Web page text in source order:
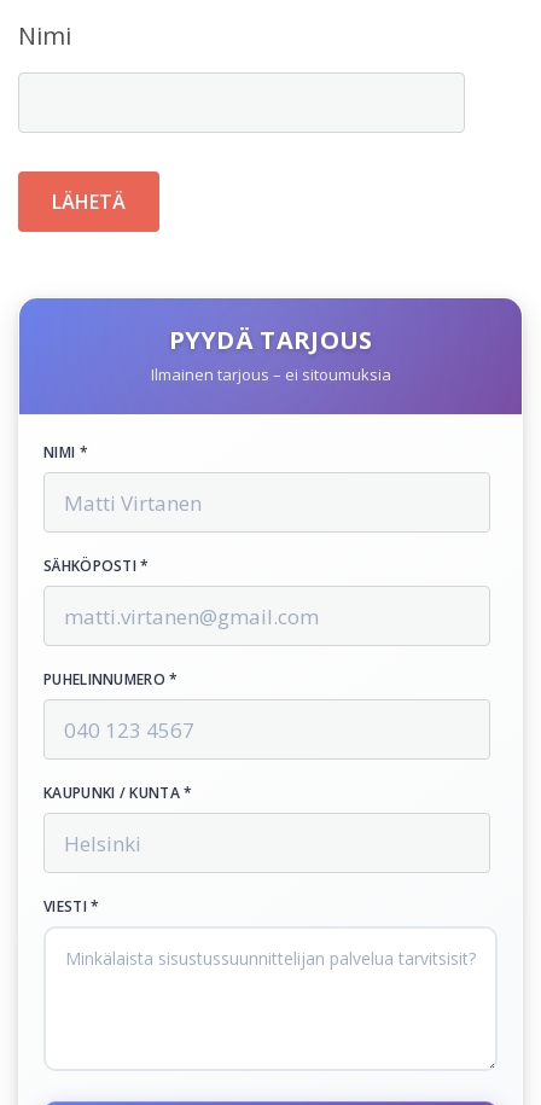
Nimi
PYYDÄ TARJOUS
Ilmainen tarjous – ei sitoumuksia
NIMI *
SÄHKÖPOSTI *
PUHELINNUMERO *
KAUPUNKI / KUNTA *
VIESTI *